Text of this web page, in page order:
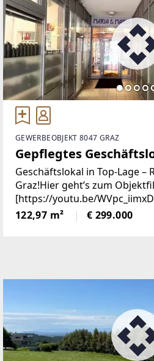
GEWERBEOBJEKT 8047 GRAZ
Gepflegtes
Geschäftslokal in Top-Lage –
Graz!Hier geht’s zum
[https://youtu.be/
Erdgeschosslokal aus dem
hervorragende Gelegenheit
122,97 m² € 299.000